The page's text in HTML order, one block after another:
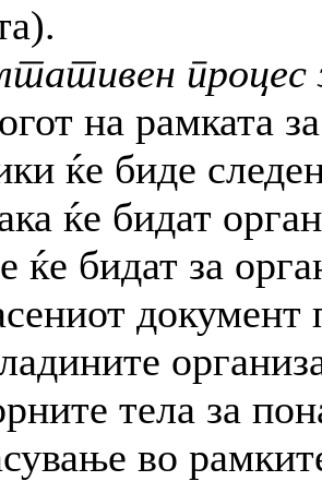
процес
на рамката
ќе биде
ќе бидат
ќе бидат за
документ
тела за
во